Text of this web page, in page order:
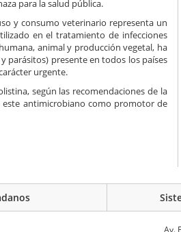
para la salud pública.
y consumo veterinario representa un
en el tratamiento de infecciones
animal y producción vegetal, ha
parásitos) presente en todos los países
urgente.
según las recomendaciones de la
este antimicrobiano como promotor de
Av.